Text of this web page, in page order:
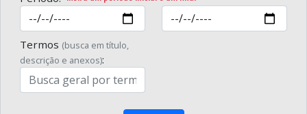
Termos (busca em título,
descrição e anexos):